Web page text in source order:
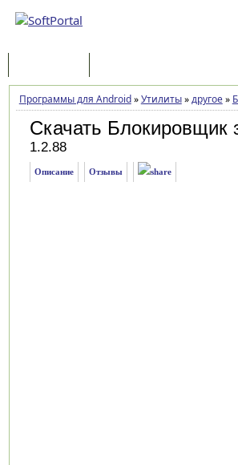
Программы для Android»Утилиты»другое»
Скачать Блокировщик
1.2.88
Описание Отзывы